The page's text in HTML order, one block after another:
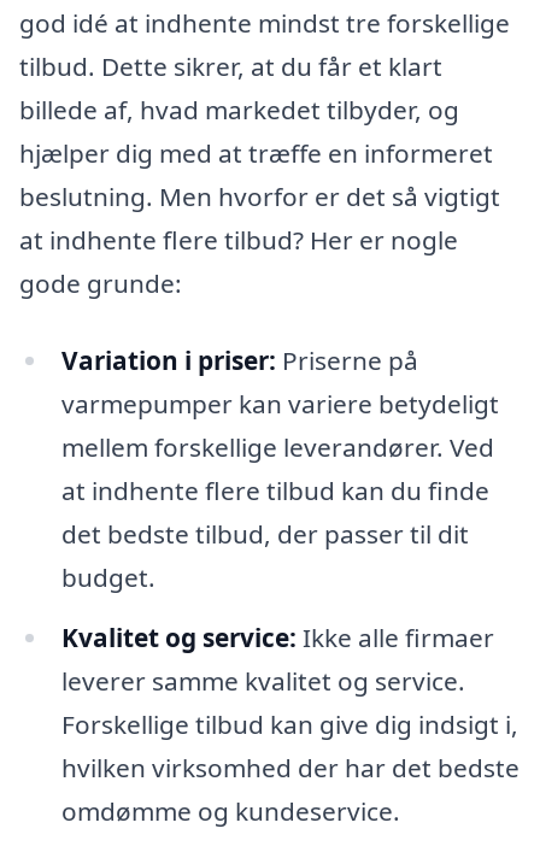
god idé at indhente mindst tre forskellige
tilbud. Dette sikrer, at du får et klart
billede af, hvad markedet tilbyder, og
hjælper dig med at træffe en informeret
beslutning. Men hvorfor er det så vigtigt
at indhente flere tilbud? Her er nogle
gode grunde:
Variation i priser: Priserne på
varmepumper kan variere betydeligt
mellem forskellige leverandører. Ved
at indhente flere tilbud kan du finde
det bedste tilbud, der passer til dit
budget.
Kvalitet og service: Ikke alle firmaer
leverer samme kvalitet og service.
Forskellige tilbud kan give dig indsigt i,
hvilken virksomhed der har det bedste
omdømme og kundeservice.